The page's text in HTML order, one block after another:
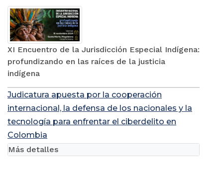
XI Encuentro de la Jurisdicción Especial Indígena:
profundizando en las raíces de la justicia
indígena
Judicatura apuesta por la cooperación
internacional, la defensa de los nacionales y la
tecnología para enfrentar el ciberdelito en
Colombia
Más detalles